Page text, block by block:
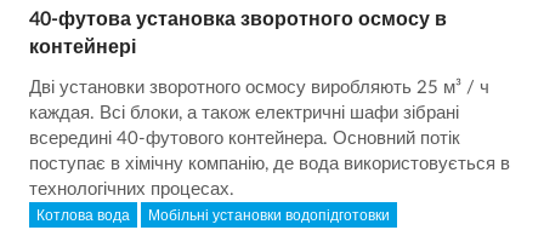
40-футова установка зворотного осмосу в
контейнері
Дві установки зворотного осмосу виробляють 25 м³ / ч
каждая. Всі блоки, а також електричні шафи зібрані
всередині 40-футового контейнера. Основний потік
поступає в хімічну компанію, де вода використовується в
технологічних процесах.
Котлова вода Мобільні установки водопідготовки